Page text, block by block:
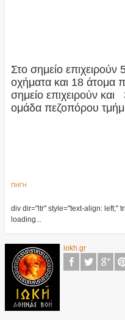
Στο σημείο
οχήματα και 18 άτομα
σημείο επιχειρούν
ομάδα πεζοπόρου
ΠΗΓΗ
div dir="ltr" style="text-align:
loading...
iokh.gr